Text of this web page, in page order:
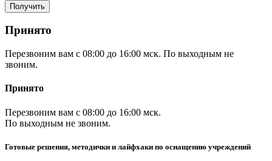
Принято
Перезвоним вам с 08:00 до 16:00 мск. По выходным не
звоним.
Принято
Перезвоним вам с 08:00 до 16:00 мск.
По выходным не звоним.
Готовые решения, методички и лайфхаки по оснащению учреждений